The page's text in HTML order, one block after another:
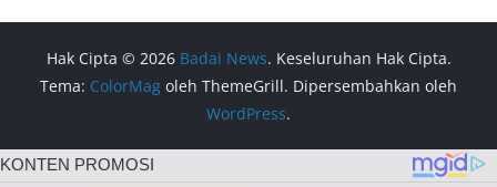
Hak Cipta © 2026 Badai News. Keseluruhan Hak Cipta.
Tema: ColorMag oleh ThemeGrill. Dipersembahkan oleh
WordPress.